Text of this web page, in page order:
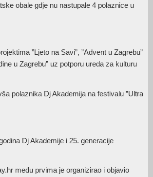
obale gdje nu nastupale 4 polaznice u
”Ljeto na Savi”, ”Advent u Zagrebu”
u Zagrebu” uz potporu ureda za kulturu
polaznika Dj Akademija na festivalu ”Ultra
Dj Akademije i 25. generacije
među prvima je organizirao i objavio